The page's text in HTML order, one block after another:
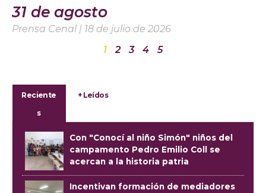
31 de agosto
Prensa Cenal
18 de julio de 2026
1
2 3 4 5
Reciente
s
+ Leídos
Con "Conocí al niño Simón" niños del
campamento Pedro Emilio Coll se
acercan a la historia patria
Incentivan formación de mediadores